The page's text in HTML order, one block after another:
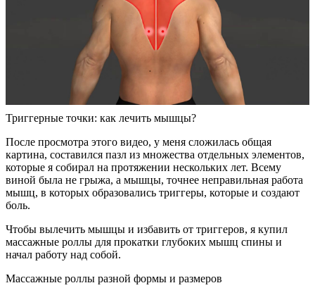
Триггерные точки: как лечить мышцы?
После просмотра этого видео, у меня сложилась общая
картина, составился пазл из множества отдельных элементов,
которые я собирал на протяжении нескольких лет. Всему
виной была не грыжа, а мышцы, точнее неправильная работа
мышц, в которых образовались триггеры, которые и создают
боль.
Чтобы вылечить мышцы и избавить от триггеров, я купил
массажные роллы для прокатки глубоких мышц спины и
начал работу над собой.
Массажные роллы разной формы и размеров